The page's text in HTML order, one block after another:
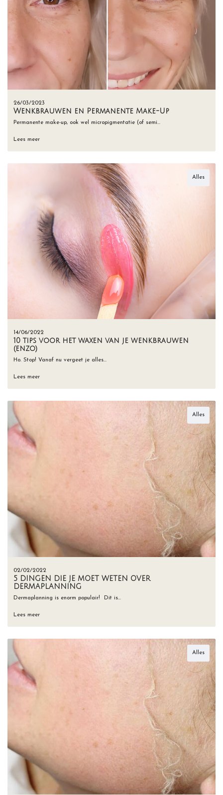
26/03/2023
Wenkbrauwen en Permanente Make-Up
Permanente make-up, ook wel micropigmentatie (of semi…
Lees meer
Alles
14/06/2022
10 tips voor het waxen van je wenkbrauwen
(enzo)
Ho. Stop! Vanaf nu vergeet je alles…
Lees meer
Alles
02/02/2022
5 DINGEN DIE JE MOET WETEN OVER
DERMAPLANNING
Dermaplanning is enorm populair! ⁠ Dit is…
Lees meer
Alles